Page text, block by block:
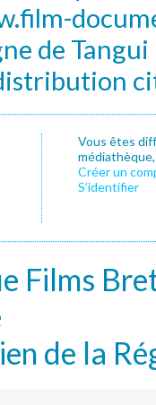
de
Vous êtes
Créer un
S’identifier
Films
de la